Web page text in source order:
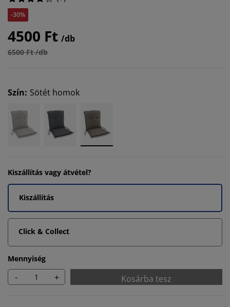
-30%
4500 Ft /db
6500 Ft /db
Szín: Sötét homok
Kiszállítás vagy átvétel?
Kiszállítás
Click & Collect
Mennyiség
- + Kosárba tesz